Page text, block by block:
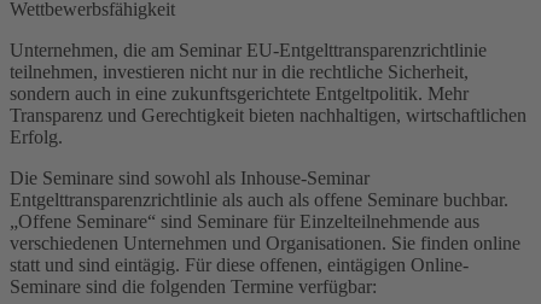
Wettbewerbsfähigkeit
Unternehmen, die am Seminar EU-Entgelttransparenzrichtlinie
teilnehmen, investieren nicht nur in die rechtliche Sicherheit,
sondern auch in eine zukunftsgerichtete Entgeltpolitik. Mehr
Transparenz und Gerechtigkeit bieten nachhaltigen, wirtschaftlichen
Erfolg.
Die Seminare sind sowohl als Inhouse-Seminar
Entgelttransparenzrichtlinie als auch als offene Seminare buchbar.
„Offene Seminare“ sind Seminare für Einzelteilnehmende aus
verschiedenen Unternehmen und Organisationen. Sie finden online
statt und sind eintägig. Für diese offenen, eintägigen Online-
Seminare sind die folgenden Termine verfügbar: